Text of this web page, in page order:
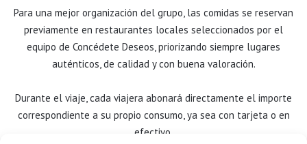
Para una mejor organización del grupo, las comidas se reservan
previamente en restaurantes locales seleccionados por el
equipo de Concédete Deseos, priorizando siempre lugares
auténticos, de calidad y con buena valoración.
Durante el viaje, cada viajera abonará directamente el importe
correspondiente a su propio consumo, ya sea con tarjeta o en
efectivo.